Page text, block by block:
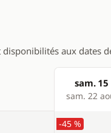
disponibilités aux dates
Products
sam.
sam. 22
-45 %